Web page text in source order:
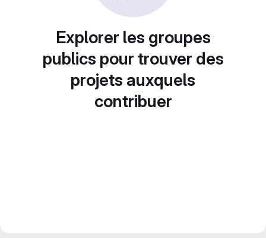
Explorer les groupes
publics pour trouver des
projets auxquels
contribuer